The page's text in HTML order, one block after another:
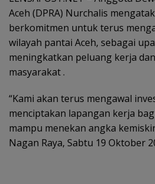
Aceh (DPRA) Nurchalis
berkomitmen untuk terus
wilayah pantai Aceh, sebagai
meningkatkan peluang kerja
masyarakat .
“Kami akan terus mengawal
menciptakan lapangan kerja
mampu menekan angka
Nagan Raya, Sabtu 19 Oktober